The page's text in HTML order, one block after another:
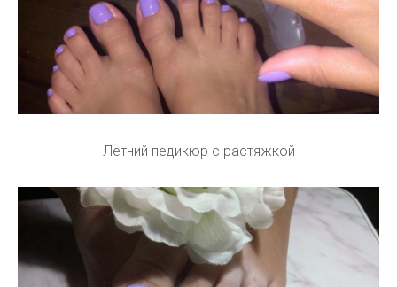
Летний педикюр с растяжкой